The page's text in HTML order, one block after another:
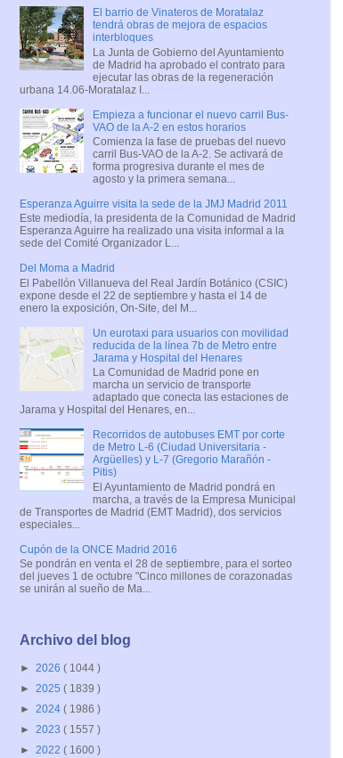
El barrio de Vinateros de Moratalaz
tendrá obras de mejora de espacios
interbloques
La Junta de Gobierno del Ayuntamiento
de Madrid ha aprobado el contrato para
ejecutar las obras de la regeneración
urbana 14.06-Moratalaz I...
Empieza a funcionar el nuevo carril Bus-
VAO de la A-2 en estos horarios
Comienza la fase de pruebas del nuevo
carril Bus-VAO de la A-2. Se activará de
forma progresiva durante el mes de
agosto y la primera semana...
Esperanza Aguirre visita la sede de la JMJ Madrid 2011
Este mediodía, la presidenta de la Comunidad de Madrid
Esperanza Aguirre ha realizado una visita informal a la
sede del Comité Organizador L...
Del Moma a Madrid
El Pabellón Villanueva del Real Jardín Botánico (CSIC)
expone desde el 22 de septiembre y hasta el 14 de
enero la exposición, On-Site, del M...
Un eurotaxi para usuarios con movilidad
reducida de la línea 7b de Metro entre
Jarama y Hospital del Henares
La Comunidad de Madrid pone en
marcha un servicio de transporte
adaptado que conecta las estaciones de
Jarama y Hospital del Henares, en...
Recorridos de autobuses EMT por corte
de Metro L-6 (Ciudad Universitaria -
Argüelles) y L-7 (Gregorio Marañón -
Pitis)
El Ayuntamiento de Madrid pondrá en
marcha, a través de la Empresa Municipal
de Transportes de Madrid (EMT Madrid), dos servicios
especiales...
Cupón de la ONCE Madrid 2016
Se pondrán en venta el 28 de septiembre, para el sorteo
del jueves 1 de octubre "Cinco millones de corazonadas
se unirán al sueño de Ma...
Archivo del blog
► 2026 ( 1044 )
► 2025 ( 1839 )
► 2024 ( 1986 )
► 2023 ( 1557 )
► 2022 ( 1600 )